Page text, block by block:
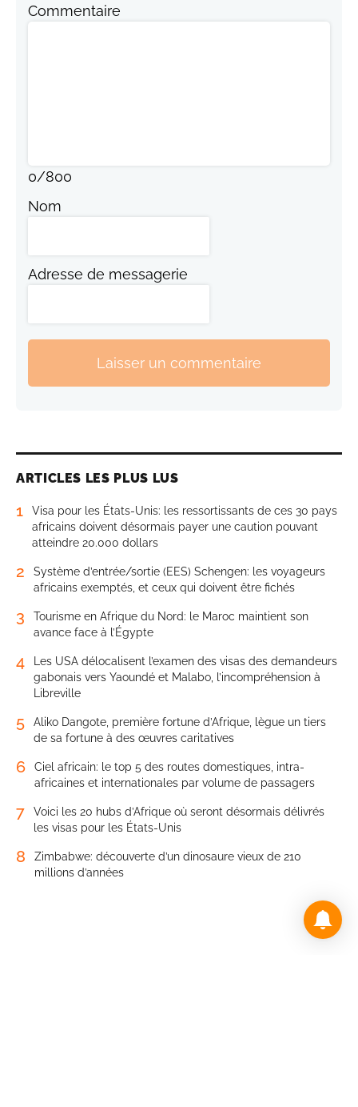
Commentaire
0/800
Nom
Adresse de messagerie
Laisser un commentaire
ARTICLES LES PLUS LUS
1
Visa pour les États-Unis: les ressortissants de ces 30 pays
africains doivent désormais payer une caution pouvant
atteindre 20.000 dollars
2
Système d’entrée/sortie (EES) Schengen: les voyageurs
africains exemptés, et ceux qui doivent être fichés
3
Tourisme en Afrique du Nord: le Maroc maintient son
avance face à l’Égypte
4
Les USA délocalisent l’examen des visas des demandeurs
gabonais vers Yaoundé et Malabo, l’incompréhension à
Libreville
5
Aliko Dangote, première fortune d’Afrique, lègue un tiers
de sa fortune à des œuvres caritatives
6
Ciel africain: le top 5 des routes domestiques, intra-
africaines et internationales par volume de passagers
7
Voici les 20 hubs d’Afrique où seront désormais délivrés
les visas pour les États-Unis
8
Zimbabwe: découverte d’un dinosaure vieux de 210
millions d’années